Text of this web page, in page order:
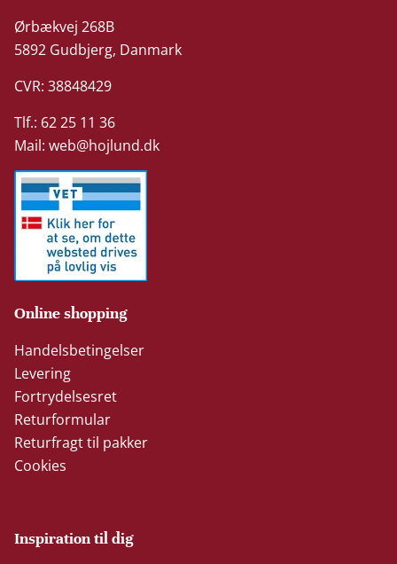
Ørbækvej 268B
5892 Gudbjerg, Danmark
CVR: 38848429
Tlf.: 62 25 11 36
Mail:web@hojlund.dk
Online shopping
Handelsbetingelser
Levering
Fortrydelsesret
Returformular
Returfragt til pakker
Cookies
Inspiration til dig